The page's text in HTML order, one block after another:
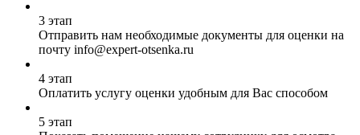
3 этап
Отправить нам необходимые документы для оценки на
почту info@expert-otsenka.ru
4 этап
Оплатить услугу оценки удобным для Вас способом
5 этап